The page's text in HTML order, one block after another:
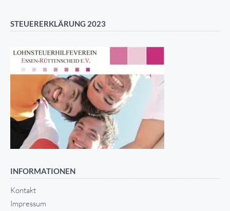
STEUERERKLÄRUNG 2023
INFORMATIONEN
Kontakt
Impressum